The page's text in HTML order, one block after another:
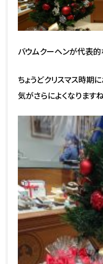
バウムクーヘンが代表
ちょうどクリスマス時期
気がさらによくなりますね